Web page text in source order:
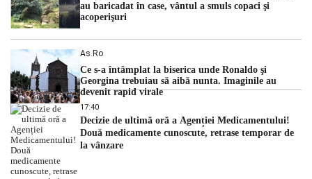
au baricadat în case, vântul a smuls copaci şi
acoperişuri
As.ro
Ce s-a întâmplat la biserica unde Ronaldo şi
Georgina trebuiau să aibă nunta. Imaginile au
devenit rapid virale
17:40
Decizie de ultimă oră a Agenției Medicamentului!
Două medicamente cunoscute, retrase temporar de
la vânzare